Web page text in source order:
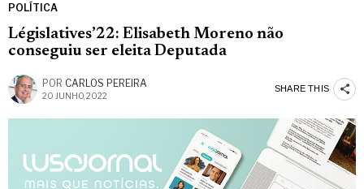
POLÍTICA
Législatives’22: Elisabeth Moreno não
conseguiu ser eleita Deputada
POR CARLOS PEREIRA
20 JUNHO, 2022
SHARE THIS